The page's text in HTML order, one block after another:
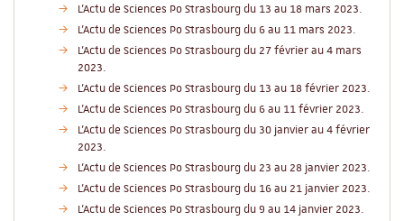
L'Actu de Sciences Po Strasbourg du 13 au 18 mars 2023.
L'Actu de Sciences Po Strasbourg du 6 au 11 mars 2023.
L'Actu de Sciences Po Strasbourg du 27 février au 4 mars
2023.
L'Actu de Sciences Po Strasbourg du 13 au 18 février 2023.
L'Actu de Sciences Po Strasbourg du 6 au 11 février 2023.
L'Actu de Sciences Po Strasbourg du 30 janvier au 4 février
2023.
L'Actu de Sciences Po Strasbourg du 23 au 28 janvier 2023.
L'Actu de Sciences Po Strasbourg du 16 au 21 janvier 2023.
L'Actu de Sciences Po Strasbourg du 9 au 14 janvier 2023.